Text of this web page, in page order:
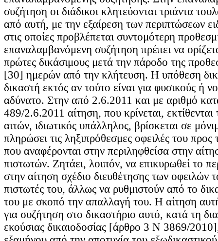
συζήτηση οι διάδικοι κλητεύονται τριάντα
από αυτή, με την εξαίρεση των περιπτώσεων
στις οποίες προβλέπεται συντομότερη
επαναλαμβανόμενη συζήτηση πρέπει να
πρώτες δικάσιμους μετά την πάροδο της
[30] ημερών από την κλήτευση. Η υπόθεση
δικαστή εκτός αν τούτο είναι για φυσικούς ή
αδύνατο. Στην από 2.6.2011 και με αριθμό
489/2.6.2011 αίτηση, που κρίνεται,
αιτών, ιδιωτικός υπάλληλος, βρίσκεται σε
πληρώσει τις ληξιπρόθεσμες οφειλές του προς
που αναφέρονται στην περιληφθείσα στην
πιστωτών. Ζητάει, λοιπόν, να επικυρωθεί το
στην αίτηση σχέδιο διευθέτησης των οφειλών
πιστωτές του, άλλως να ρυθμιστούν από το
του με σκοπό την απαλλαγή του. Η αίτηση
για συζήτηση στο δικαστήριο αυτό, κατά τη
εκούσιας δικαιοδοσίας [άρθρο 3 Ν 3869/